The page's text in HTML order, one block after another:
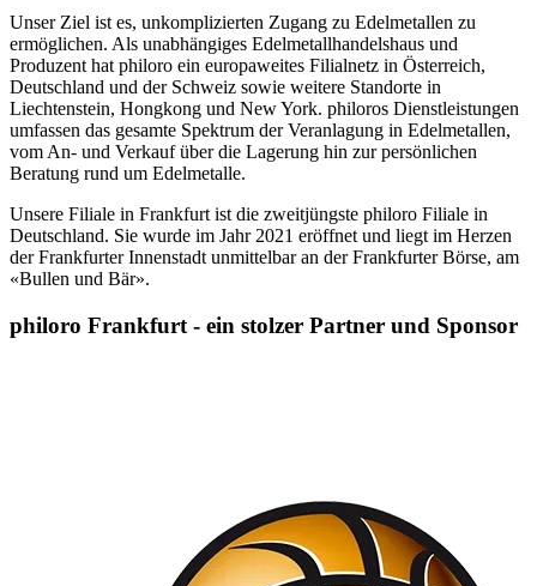
Unser Ziel ist es, unkomplizierten Zugang zu Edelmetallen zu
ermöglichen. Als unabhängiges Edelmetallhandelshaus und
Produzent hat philoro ein europaweites Filialnetz in Österreich,
Deutschland und der Schweiz sowie weitere Standorte in
Liechtenstein, Hongkong und New York. philoros Dienstleistungen
umfassen das gesamte Spektrum der Veranlagung in Edelmetallen,
vom An- und Verkauf über die Lagerung hin zur persönlichen
Beratung rund um Edelmetalle.
Unsere Filiale in Frankfurt ist die zweitjüngste philoro Filiale in
Deutschland. Sie wurde im Jahr 2021 eröffnet und liegt im Herzen
der Frankfurter Innenstadt unmittelbar an der Frankfurter Börse, am
«Bullen und Bär».
philoro Frankfurt - ein stolzer Partner und Sponsor